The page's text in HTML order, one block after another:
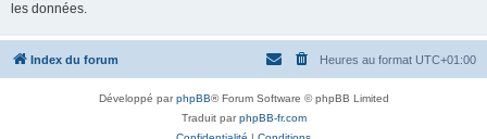
les données.
Index du forum Heures au format UTC+01:00
Développé parphpBB® Forum Software © phpBB Limited
Traduit parphpBB-fr.com